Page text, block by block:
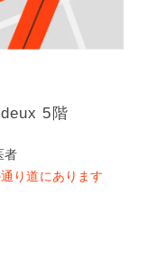
5階
者
り道にあります